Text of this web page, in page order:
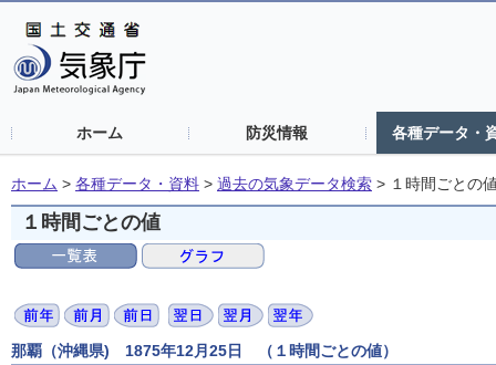
ホーム 防災情報 各種データ・
ホーム > 各種データ・資料 > 過去の気象データ検索 > １時間ごとの
１時間ごとの値
那覇（沖縄県) 1875年12月25日 （１時間ごとの値）